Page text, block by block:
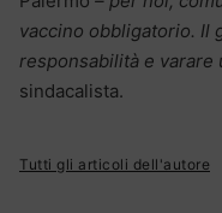
vaccino obbligatorio. Il
responsabilità e varare
sindacalista.
Tutti gli articoli dell'autore